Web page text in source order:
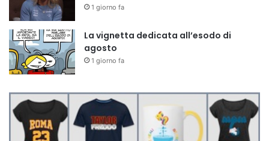
1 giorno fa
La vignetta dedicata all’esodo di
agosto
1 giorno fa